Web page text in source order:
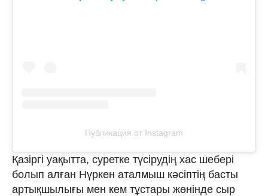
Публикация от Instagram
Қазіргі уақытта, суретке түсірудің хас шебері
болып алған Нүркен аталмыш кәсіптің басты
артықшылығы мен кем тұстары жөнінде сыр